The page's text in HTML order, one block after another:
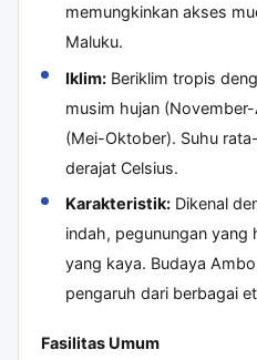
memungkinkan akses
Maluku.
Iklim:Beriklim tropis
musim hujan
(Mei-Oktober). Suhu
derajat Celsius.
Karakteristik:Dikenal
indah, pegunungan yang
yang kaya. Budaya
pengaruh dari berbagai
Fasilitas Umum